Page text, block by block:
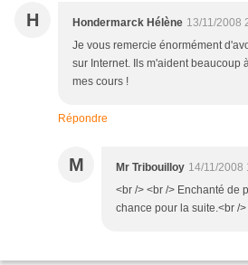
H Hondermarck Hélène 13/11/2008
Je vous remercie énormément
sur Internet. Ils m'aident beaucoup
mes cours !
Répondre
M Mr Tribouilloy 14/11/2008
<br /> <br /> Enchanté de
chance pour la suite.<br /